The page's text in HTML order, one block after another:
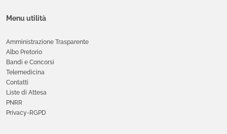
Menu utilità
Amministrazione Trasparente
Albo Pretorio
Bandi e Concorsi
Telemedicina
Contatti
Liste di Attesa
PNRR
Privacy-RGPD